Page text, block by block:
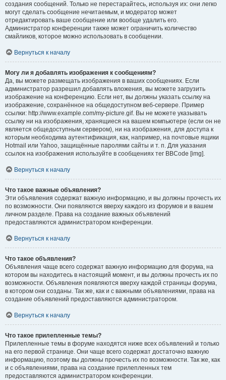
создания сообщений. Только не перестарайтесь, используя их: они легко
могут сделать сообщение нечитаемым, и модератор может
отредактировать ваше сообщение или вообще удалить его.
Администратор конференции также может ограничить количество
смайликов, которое можно использовать в сообщении.
Вернуться к началу
Могу ли я добавлять изображения к сообщениям?
Да, вы можете размещать изображения в ваших сообщениях. Если
администратор разрешил добавлять вложения, вы можете загрузить
изображение на конференцию. Если нет, вы должны указать ссылку на
изображение, сохранённое на общедоступном веб-сервере. Пример
ссылки: http://www.example.com/my-picture.gif. Вы не можете указывать
ссылку ни на изображения, хранящиеся на вашем компьютере (если он не
является общедоступным сервером), ни на изображения, для доступа к
которым необходима аутентификация, как, например, на почтовые ящики
Hotmail или Yahoo, защищённые паролями сайты и т. п. Для указания
ссылок на изображения используйте в сообщениях тег BBCode [img].
Вернуться к началу
Что такое важные объявления?
Эти объявления содержат важную информацию, и вы должны прочесть их
по возможности. Они появляются вверху каждого из форумов и в вашем
личном разделе. Права на создание важных объявлений
предоставляются администратором конференции.
Вернуться к началу
Что такое объявления?
Объявления чаще всего содержат важную информацию для форума, на
котором вы находитесь в настоящий момент, и вы должны прочесть их по
возможности. Объявления появляются вверху каждой страницы форума,
в котором они созданы. Так же, как и с важными объявлениями, права на
создание объявлений предоставляются администратором.
Вернуться к началу
Что такое прилепленные темы?
Прилепленные темы в форуме находятся ниже всех объявлений и только
на его первой странице. Они чаще всего содержат достаточно важную
информацию, поэтому вы должны прочесть их по возможности. Так же, как
и с объявлениями, права на создание прилепленных тем
предоставляются администратором конференции.